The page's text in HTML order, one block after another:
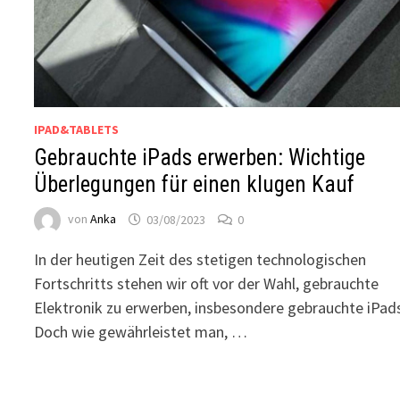
IPAD&TABLETS
Gebrauchte iPads erwerben: Wichtige
Überlegungen für einen klugen Kauf
vonAnka 03/08/2023 0
In der heutigen Zeit des stetigen technologischen
Fortschritts stehen wir oft vor der Wahl, gebrauchte
Elektronik zu erwerben, insbesondere gebrauchte
Doch wie gewährleistet man, …